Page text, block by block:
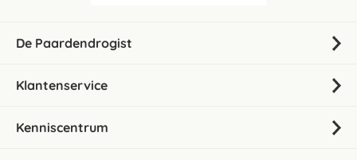
De Paardendrogist
Klantenservice
Kenniscentrum